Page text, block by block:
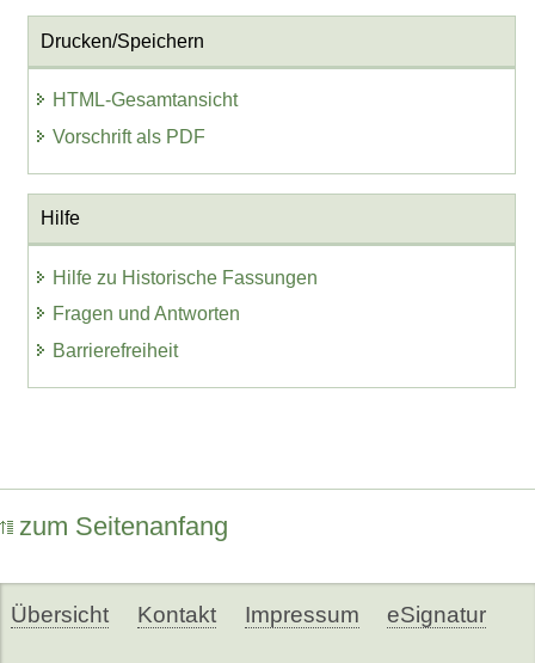
Drucken/Speichern
HTML-Gesamtansicht
Vorschrift als PDF
Hilfe
Hilfe zu Historische Fassungen
Fragen und Antworten
Barrierefreiheit
zum Seitenanfang
Übersicht Kontakt Impressum eSignatur